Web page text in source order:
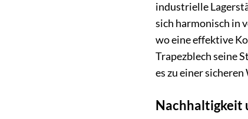
industrielle
sich harmonisch in
wo eine effektive
Trapezblech seine
es zu einer
Nachhaltigkeit